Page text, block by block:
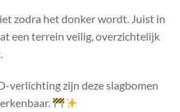
zodra het donker wordt. Juist in
een terrein veilig, overzichtelijk
verlichting zijn deze slagbomen